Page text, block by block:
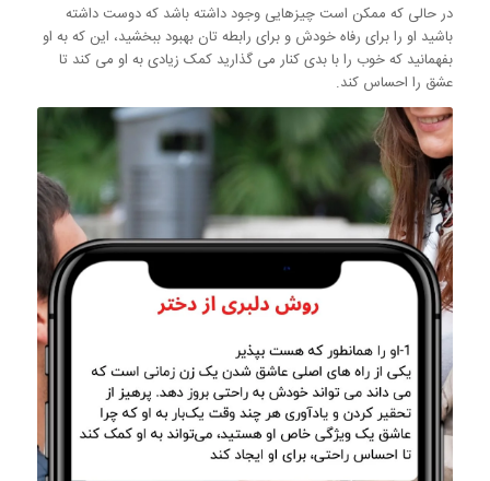
در حالی که ممکن است چیزهایی وجود داشته باشد که دوست داشته
باشید او را برای رفاه خودش و برای رابطه تان بهبود ببخشید، این که به او
بفهمانید که خوب را با بدی کنار می گذارید کمک زیادی به او می کند تا
عشق را احساس کند.